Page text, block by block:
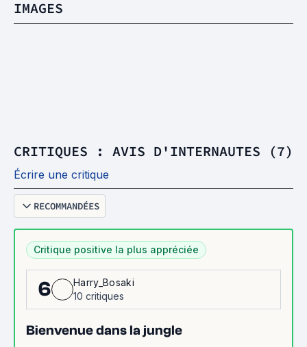
IMAGES
CRITIQUES : AVIS D'INTERNAUTES (7)
Écrire une critique
RECOMMANDÉES
Critique positive la plus appréciée
6
Harry_Bosaki
10 critiques
Bienvenue dans la jungle